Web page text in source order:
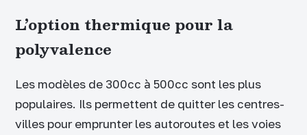
L’option thermique pour la
polyvalence
Les modèles de 300cc à 500cc sont les plus
populaires. Ils permettent de quitter les centres-
villes pour emprunter les autoroutes et les voies